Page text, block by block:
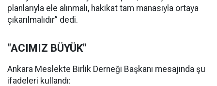
planlarıyla ele alınmalı, hakikat tam manasıyla ortaya
çıkarılmalıdır” dedi.
"ACIMIZ BÜYÜK"
Ankara Meslekte Birlik Derneği Başkanı mesajında şu
ifadeleri kullandı: